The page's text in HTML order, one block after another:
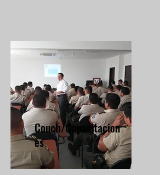
Couch/Capacitacion
es